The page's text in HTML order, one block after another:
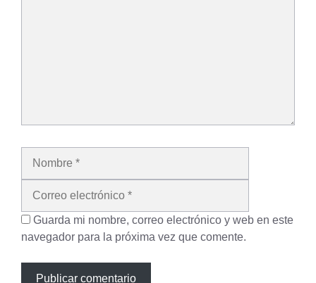
Guarda mi nombre, correo electrónico y web en este
navegador para la próxima vez que comente.